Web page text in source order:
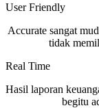
User Friendly
Accurate sangat
tidak
Real Time
Hasil laporan
begitu